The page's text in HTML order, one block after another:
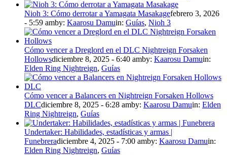
Nioh 3: Cómo derrotar a Yamagata Masakagefebrero 3, 2026
- 5:59 amby: Kaarosu Damuin: Guías, Nioh 3
Cómo vencer a Dreglord en el DLC Nightreign Forsaken
Hollowsdiciembre 8, 2025 - 6:40 amby: Kaarosu Damuin:
Elden Ring Nightreign, Guías
Cómo vencer a Balancers en Nightreign Forsaken Hollows
DLCdiciembre 8, 2025 - 6:28 amby: Kaarosu Damuin: Elden
Ring Nightreign, Guías
Undertaker: Habilidades, estadísticas y armas |
Funebreradiciembre 4, 2025 - 7:00 amby: Kaarosu Damuin:
Elden Ring Nightreign, Guías